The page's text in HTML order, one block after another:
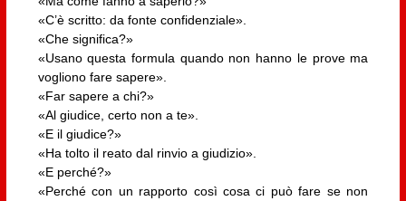
«C’è scritto: da fonte confidenziale».
«Che significa?»
«Usano questa formula quando non hanno le prove ma
vogliono fare sapere».
«Far sapere a chi?»
«Al giudice, certo non a te».
«E il giudice?»
«Ha tolto il reato dal rinvio a giudizio».
«E perché?»
«Perché con un rapporto così cosa ci può fare se non